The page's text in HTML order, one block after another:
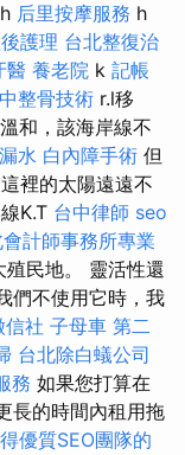
后里按摩服務 h
護理 台北整復治
醫 養老院 k 記帳
整骨技術 r.l移
和，該海岸線不
水 白內障手術 但
裡的太陽遠遠不
K.T 台中律師 seo
計師事務所專業
民地。 靈活性還
們不使用它時，我
信社 子母車 第二
台北除白蟻公司
務 如果您打算在
長的時間內租用拖
優質SEO團隊的